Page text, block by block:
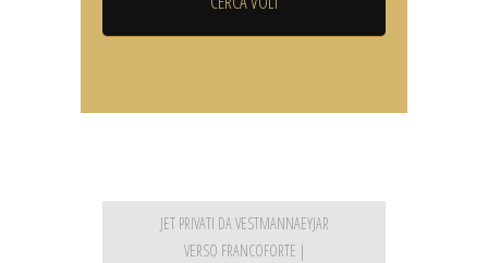
JET PRIVATI DA VESTMANNAEYJAR
VERSO FRANCOFORTE |